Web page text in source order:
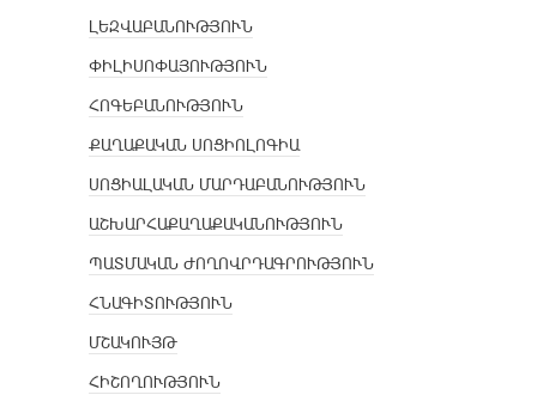
ԼԵԶՎԱԲԱՆՈՒԹՅՈՒՆ
ՓԻԼԻՍՈՓԱՅՈՒԹՅՈՒՆ
ՀՈԳԵԲԱՆՈՒԹՅՈՒՆ
ՔԱՂԱՔԱԿԱՆ ՍՈՑԻՈԼՈԳԻԱ
ՍՈՑԻԱԼԱԿԱՆ ՄԱՐԴԱԲԱՆՈՒԹՅՈՒՆ
ԱՇԽԱՐՀԱՔԱՂԱՔԱԿԱՆՈՒԹՅՈՒՆ
ՊԱՏՄԱԿԱՆ ԺՈՂՈՎՐԴԱԳՐՈՒԹՅՈՒՆ
ՀՆԱԳԻՏՈՒԹՅՈՒՆ
ՄՇԱԿՈՒՅԹ
ՀԻՇՈՂՈՒԹՅՈՒՆ